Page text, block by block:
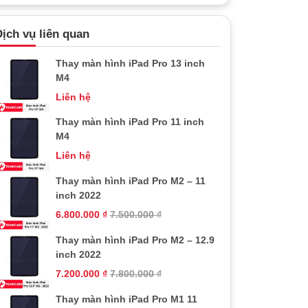
vụ liên quan
Thay màn hình iPad Pro 13 inch
M4
Liên hệ
Thay màn hình iPad Pro 11 inch
M4
Liên hệ
Thay màn hình iPad Pro M2 – 11
inch 2022
6.800.000 ₫ 7.500.000₫
Thay màn hình iPad Pro M2 – 12.9
inch 2022
7.200.000 ₫ 7.800.000₫
Thay màn hình iPad Pro M1 11